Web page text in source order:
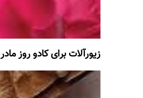
زیورآلات برای کادو روز مادر